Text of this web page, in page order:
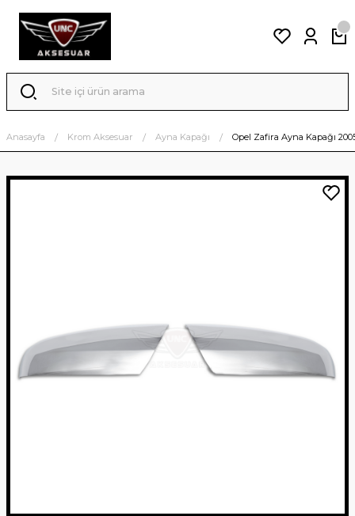
Anasayfa Krom Aksesuar Ayna Kapağı Opel Zafira Ayna Kapağı